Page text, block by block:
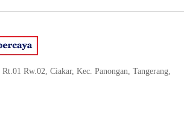
Rw.02, Ciakar, Kec. Panongan, Tangerang,